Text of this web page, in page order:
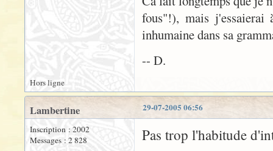
fous"!), mais
inhumaine dans sa
-- D.
Hors ligne
29-07-2005 06:56
Lambertine
Inscription : 2002
Messages : 2 828
Pas trop l'habitude